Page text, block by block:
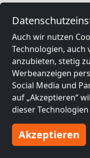
Auch wir nutzen
Technologien,
anzubieten, stetig
Werbeanzeigen
Social Media und
auf „Akzeptieren“
dieser Technologien
Akzeptieren